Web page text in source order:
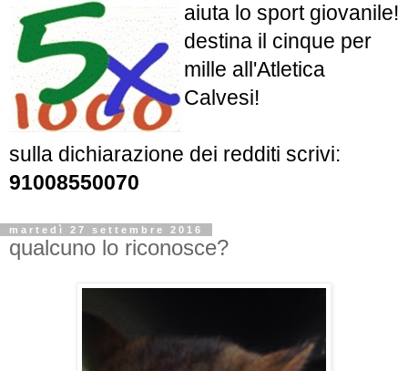
aiuta lo sport giovanile!
destina il cinque per
mille all'Atletica
Calvesi!
sulla dichiarazione dei redditi scrivi:
91008550070
martedì 27 settembre 2016
qualcuno lo riconosce?